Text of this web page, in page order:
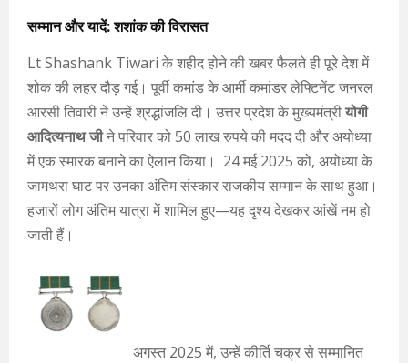
सम्मान और यादें: शशांक की विरासत
Lt Shashank Tiwari के शहीद होने की खबर फैलते ही पूरे देश में
शोक की लहर दौड़ गई। पूर्वी कमांड के आर्मी कमांडर लेफ्टिनेंट जनरल
आरसी तिवारी ने उन्हें श्रद्धांजलि दी। उत्तर प्रदेश के मुख्यमंत्रीयोगी
आदित्यनाथ जीने परिवार को 50 लाख रुपये की मदद दी और अयोध्या
में एक स्मारक बनाने का ऐलान किया। 24 मई 2025 को, अयोध्या के
जामथरा घाट पर उनका अंतिम संस्कार राजकीय सम्मान के साथ हुआ।
हजारों लोग अंतिम यात्रा में शामिल हुए—यह दृश्य देखकर आंखें नम हो
जाती हैं।
अगस्त 2025 में, उन्हें कीर्ति चक्र से सम्मानित